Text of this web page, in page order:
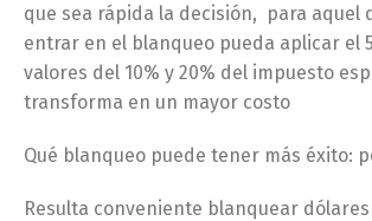
que sea rápida la decisión, para aquel
entrar en el blanqueo pueda aplicar el
valores del 10% y 20% del impuesto
transforma en un mayor costo
Qué blanqueo puede tener más éxito:
Resulta conveniente blanquear